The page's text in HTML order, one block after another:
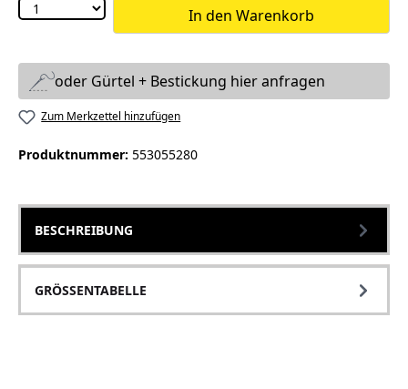
In den Warenkorb
oder Gürtel + Bestickung hier anfragen
Zum Merkzettel hinzufügen
Produktnummer: 553055280
BESCHREIBUNG
GRÖSSENTABELLE